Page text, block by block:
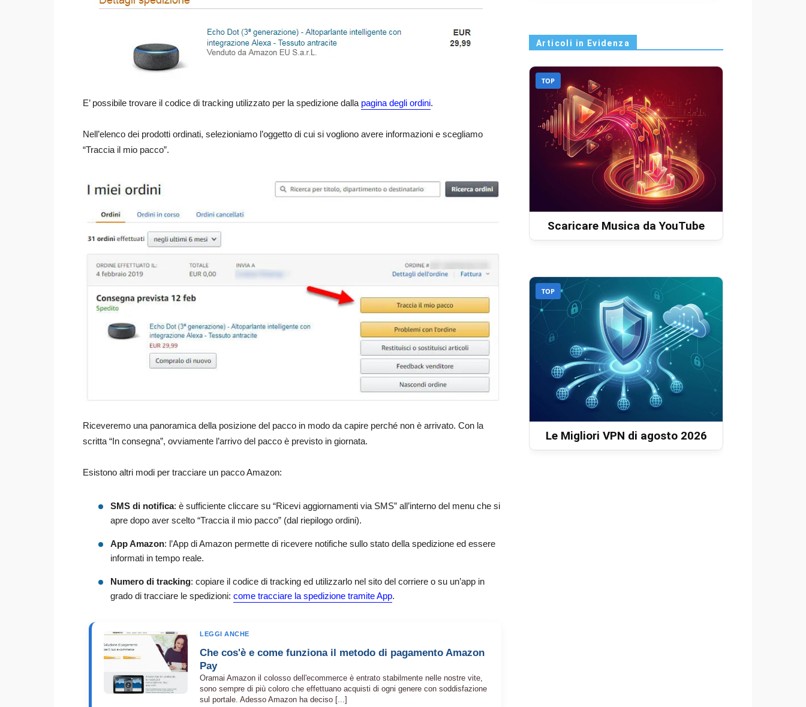
E’ possibile trovare il codice di tracking utilizzato per la spedizione dalla pagina degli ordini.
Nell’elenco dei prodotti ordinati, selezioniamo l’oggetto di cui si vogliono avere informazioni e scegliamo
“Traccia il mio pacco”.
Riceveremo una panoramica della posizione del pacco in modo da capire perché non è arrivato. Con la
scritta “In consegna”, ovviamente l’arrivo del pacco è previsto in giornata.
Esistono altri modi per tracciare un pacco Amazon:
SMS di notifica: è sufficiente cliccare su “Ricevi aggiornamenti via SMS” all’interno del menu che si
apre dopo aver scelto “Traccia il mio pacco” (dal riepilogo ordini).
App Amazon: l’App di Amazon permette di ricevere notifiche sullo stato della spedizione ed essere
informati in tempo reale.
Numero di tracking: copiare il codice di tracking ed utilizzarlo nel sito del corriere o su un’app in
grado di tracciare le spedizioni: come tracciare la spedizione tramite App.
LEGGI ANCHE
Che cos'è e come funziona il metodo di pagamento Amazon
Pay
Oramai Amazon il colosso dell'ecommerce è entrato stabilmente nelle nostre vite,
sono sempre di più coloro che effettuano acquisti di ogni genere con soddisfazione
sul portale. Adesso Amazon ha deciso [...]
Articoli in Evidenza
TOP
Scaricare Musica da YouTube
TOP
Le Migliori VPN di agosto 2026